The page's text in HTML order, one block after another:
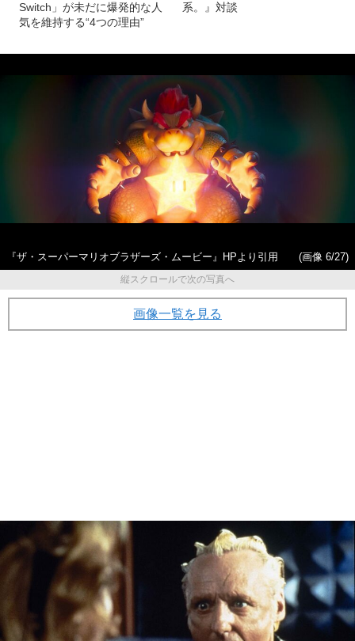
Switch」が未だに爆発的な人
気を維持する“4つの理由”
系。』対談
『ザ・スーパーマリオブラザーズ・ムービー』HPより引用
(画像 6/27)
縦スクロールで次の写真へ
画像一覧を見る